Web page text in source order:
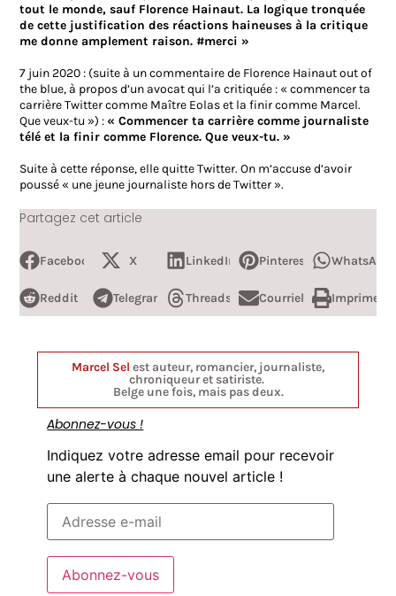
tout le monde, sauf Florence Hainaut. La logique tronquée
de cette justification des réactions haineuses à la critique
me donne amplement raison. #merci »
7 juin 2020 : (suite à un commentaire de Florence Hainaut out of
the blue, à propos d’un avocat qui l’a critiquée : « commencer ta
carrière Twitter comme Maître Eolas et la finir comme Marcel.
Que veux-tu ») :« Commencer ta carrière comme journaliste
télé et la finir comme Florence. Que veux-tu. »
Suite à cette réponse, elle quitte Twitter. On m’accuse d’avoir
poussé « une jeune journaliste hors de Twitter ».
Partagez cet article
Facebook X LinkedIn Pinterest WhatsApp
Reddit Telegram Threads Courriel Imprimer
Marcel Sel est auteur, romancier, journaliste,
chroniqueur et satiriste.
Belge une fois, mais pas deux.
Abonnez-vous !
Indiquez votre adresse email pour recevoir
une alerte à chaque nouvel article !
Abonnez-vous